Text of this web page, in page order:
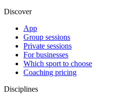
Discover
App
Group sessions
Private sessions
For businesses
Which sport to choose
Coaching pricing
Disciplines